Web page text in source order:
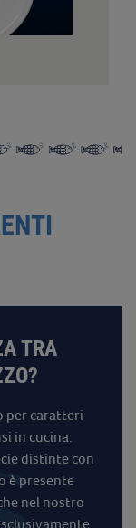
TRA
per caratteri
in cucina.
distinte con
è presente
nel nostro